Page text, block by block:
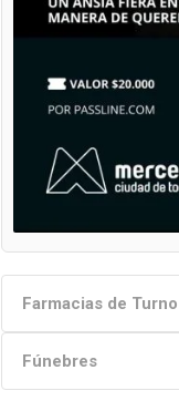
Farmacias de Turno
Fúnebres